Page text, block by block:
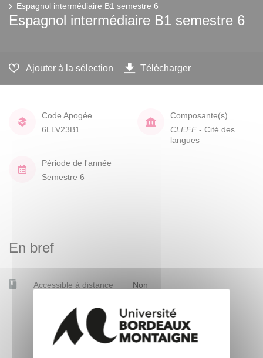
Espagnol intermédiaire B1 semestre 6
Espagnol intermédiaire B1 semestre 6
Ajouter à la sélection Télécharger
Code Apogée
6LLV23B1
Composante(s)
CLEFF - Cité des
langues
Période de l'année
Semestre 6
En bref
Accessible à distance Non